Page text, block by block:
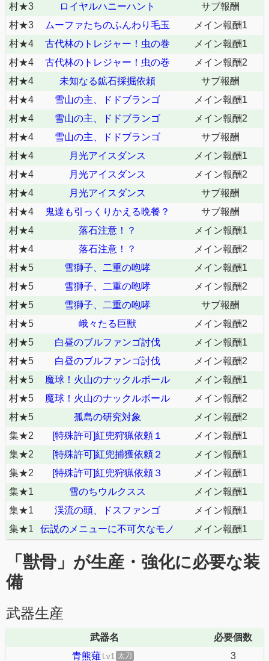
村★3
ロイヤルハニーハント
サブ報酬
村★3
ムーファたちのふんわり毛玉
メイン報酬1
村★4
古代林のトレジャー！虫の巻
メイン報酬1
村★4
古代林のトレジャー！虫の巻
メイン報酬2
村★4
未知なる鉱石採掘依頼
サブ報酬
村★4
雪山の主、ドドブランゴ
メイン報酬1
村★4
雪山の主、ドドブランゴ
メイン報酬2
村★4
雪山の主、ドドブランゴ
サブ報酬
村★4
月光アイスダンス
メイン報酬1
村★4
月光アイスダンス
メイン報酬2
村★4
月光アイスダンス
サブ報酬
村★4
鬼達も引っくりかえる晩餐？
サブ報酬
村★4
落石注意！？
メイン報酬1
村★4
落石注意！？
メイン報酬2
村★5
雪獅子、二重の咆哮
メイン報酬1
村★5
雪獅子、二重の咆哮
メイン報酬2
村★5
雪獅子、二重の咆哮
サブ報酬
村★5
峨々たる巨獣
メイン報酬2
村★5
白昼のブルファンゴ討伐
メイン報酬1
村★5
白昼のブルファンゴ討伐
メイン報酬2
村★5
魔球！火山のナックルボール
メイン報酬1
村★5
魔球！火山のナックルボール
メイン報酬2
村★5
孤島の研究対象
メイン報酬2
集★2
[特殊許可]紅兜狩猟依頼１
メイン報酬1
集★2
[特殊許可]紅兜捕獲依頼２
メイン報酬1
集★2
[特殊許可]紅兜狩猟依頼３
メイン報酬1
集★1
雪のちウルクスス
メイン報酬1
集★1
渓流の頭、ドスファンゴ
メイン報酬1
集★1
伝説のメニューに不可欠なモノ メイン報酬1
「獣骨」が生産・強化に必要な装
備
武器生産
武器名
必要個数
青熊薙 Lv1 太刀 3